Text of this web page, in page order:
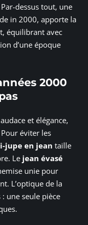
dessus tout, une
in 2000, apporte la
équilibrant avec
d’une époque
2000
et élégance,
Pour éviter les
jupe en jean taille
Le jean évasé
unie pour
L’optique de la
une seule pièce